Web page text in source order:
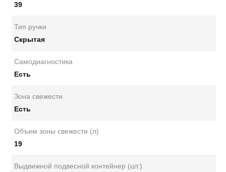
39
Тип ручки
Скрытая
Самодиагностика
Есть
Зона свежести
Есть
Объем зоны свежести (л)
19
Выдвижной подвесной контейнер (шт.)